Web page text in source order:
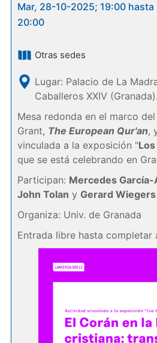
Mar, 28-10-2025; 19:00
20:00
Otras sedes
Lugar: Palacio de La
Caballeros XXIV (Granada).
Mesa redonda en el marco
Grant, The European Qur'an,
vinculada a la exposición "
que se está celebrando en
Participan: Mercedes García-
John Tolan y Gerard Wiegers
Organiza: Univ. de Granada
Entrada libre hasta completar